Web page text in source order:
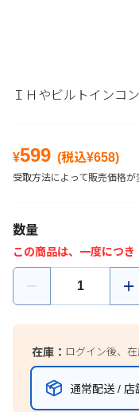
ＩＨやビルトインコ
¥599 (税込¥658)
受取方法によって販売価格が
数量
この商品は、一度につき
在庫： ログイン後、
通常配送 / 店